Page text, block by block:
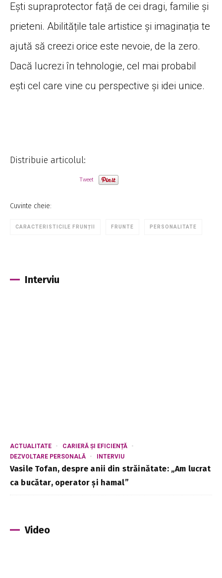
Ești supraprotector față de cei dragi, familie și
prieteni. Abilitățile tale artistice și imaginația te
ajută să creezi orice este nevoie, de la zero.
Dacă lucrezi în tehnologie, cel mai probabil
ești cel care vine cu perspective și idei unice.
Distribuie articolul:
Tweet
Cuvinte cheie:
CARACTERISTICILE FRUNȚII FRUNTE PERSONALITATE
Interviu
ACTUALITATE
CARIERĂ ȘI EFICIENȚĂ
DEZVOLTARE PERSONALĂ
INTERVIU
Vasile Tofan, despre anii din străinătate: „Am lucrat
ca bucătar, operator și hamal”
Video